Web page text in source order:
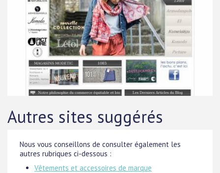
Autres sites suggérés
Nous vous conseillons de consulter également les
autres rubriques ci-dessous :
Vêtements et accessoires de marque